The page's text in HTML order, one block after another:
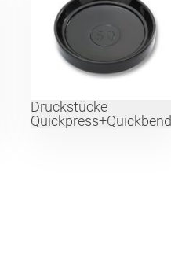
Druckstücke
Quickpress+Quickbend